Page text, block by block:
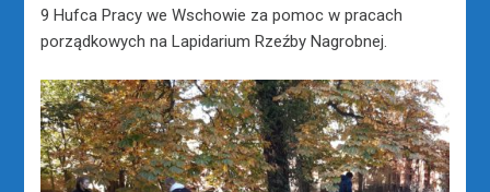
9 Hufca Pracy we Wschowie za pomoc w pracach
porządkowych na Lapidarium Rzeźby Nagrobnej.